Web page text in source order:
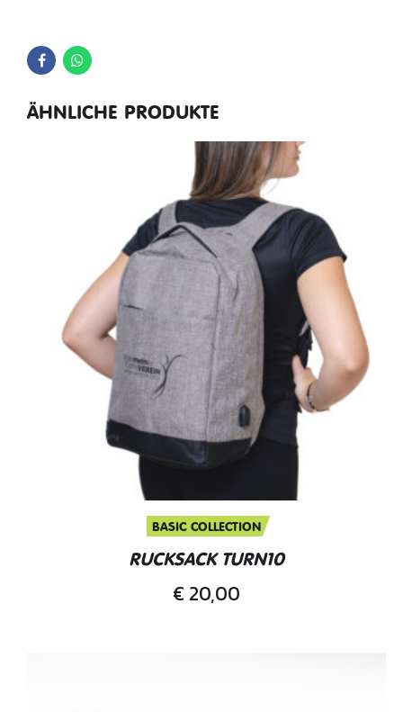
ÄHNLICHE PRODUKTE
BASIC COLLECTION
RUCKSACK TURN10
€ 20,00